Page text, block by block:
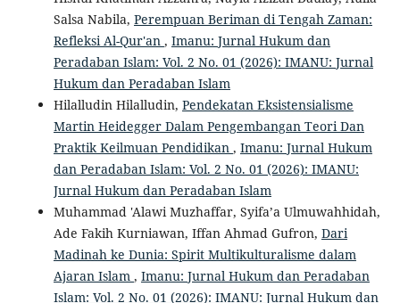
Salsa Nabila, Perempuan Beriman di Tengah Zaman:
Refleksi Al-Qur'an , Imanu: Jurnal Hukum dan
Peradaban Islam: Vol. 2 No. 01 (2026): IMANU: Jurnal
Hukum dan Peradaban Islam
Hilalludin Hilalludin, Pendekatan Eksistensialisme
Martin Heidegger Dalam Pengembangan Teori Dan
Praktik Keilmuan Pendidikan , Imanu: Jurnal Hukum
dan Peradaban Islam: Vol. 2 No. 01 (2026): IMANU:
Jurnal Hukum dan Peradaban Islam
Muhammad 'Alawi Muzhaffar, Syifa’a Ulmuwahhidah,
Ade Fakih Kurniawan, Iffan Ahmad Gufron, Dari
Madinah ke Dunia: Spirit Multikulturalisme dalam
Ajaran Islam , Imanu: Jurnal Hukum dan Peradaban
Islam: Vol. 2 No. 01 (2026): IMANU: Jurnal Hukum dan